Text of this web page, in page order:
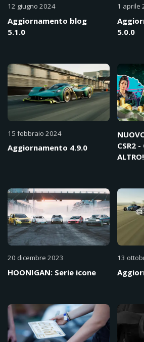
12 giugno 2024
Aggiornamento blog
5.1.0
1 aprile
5.0.0
15 febbraio 2024
Aggiornamento 4.9.0
CSR2
ALTRO!
20 dicembre 2023
HOONIGAN: Serie icone
13